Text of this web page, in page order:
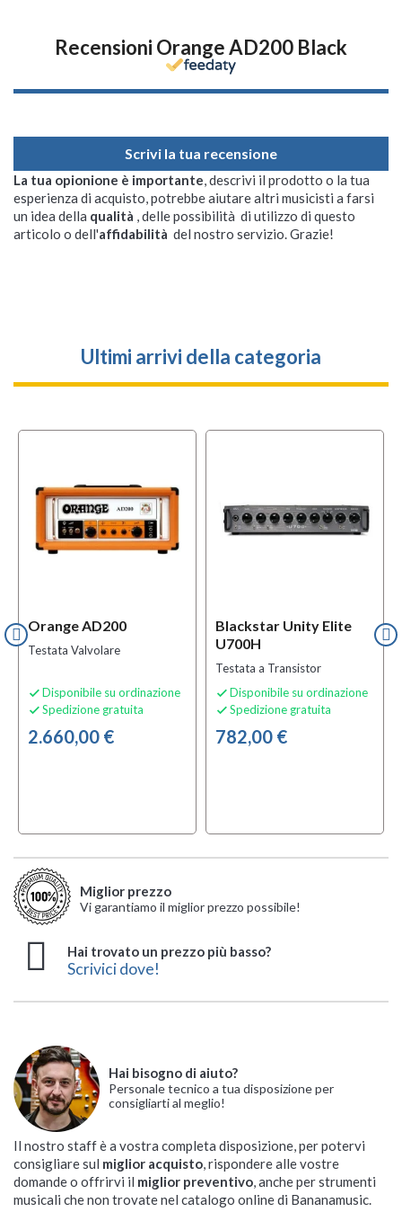
Recensioni Orange AD200 Black
Scrivi la tua recensione
La tua opionione è importante, descrivi il prodotto o la tua
esperienza di acquisto, potrebbe aiutare altri musicisti a farsi
un idea della qualità , delle possibilità di utilizzo di questo
articolo o dell'affidabilità del nostro servizio. Grazie!
Ultimi arrivi della categoria
Orange AD200
Testata Valvolare
 Disponibile su ordinazione
 Spedizione gratuita
2.660,00 €
Blackstar Unity Elite
U700H
Testata a Transistor
 Disponibile su ordinazione
 Spedizione gratuita
782,00 €
Miglior prezzo
Vi garantiamo il miglior prezzo possibile!
Hai trovato un prezzo più basso?
Scrivici dove!
Hai bisogno di aiuto?
Personale tecnico a tua disposizione per
consigliarti al meglio!
Il nostro staff è a vostra completa disposizione, per potervi
consigliare sul miglior acquisto, rispondere alle vostre
domande o offrirvi il miglior preventivo, anche per strumenti
musicali che non trovate nel catalogo online di Bananamusic.